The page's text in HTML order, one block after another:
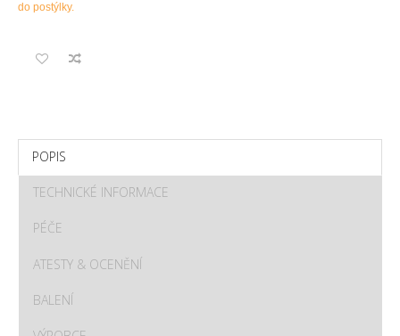
do postýlky.
POPIS
TECHNICKÉ INFORMACE
PÉČE
ATESTY & OCENĚNÍ
BALENÍ